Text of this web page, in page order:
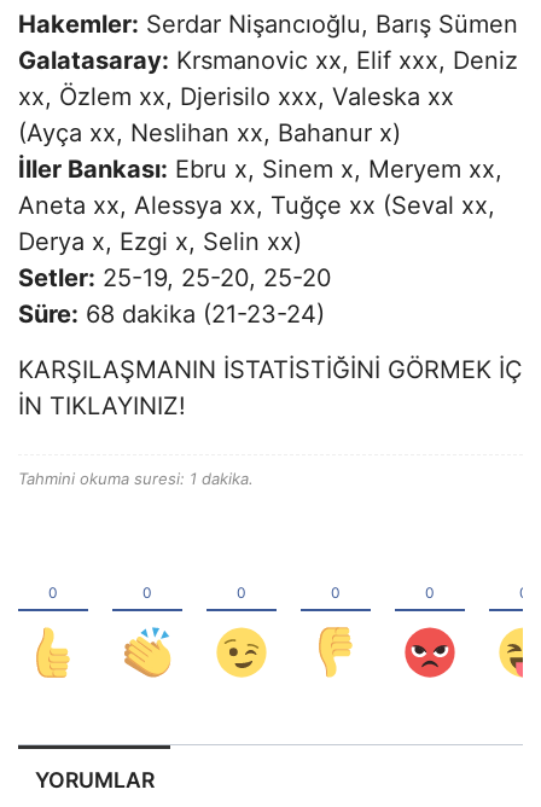
Hakemler: Serdar Nişancıoğlu, Barış Sümen
Galatasaray: Krsmanovic xx, Elif xxx, Deniz
xx, Özlem xx, Djerisilo xxx, Valeska xx
(Ayça xx, Neslihan xx, Bahanur x)
İller Bankası: Ebru x, Sinem x, Meryem xx,
Aneta xx, Alessya xx, Tuğçe xx (Seval xx,
Derya x, Ezgi x, Selin xx)
Setler: 25-19, 25-20, 25-20
Süre: 68 dakika (21-23-24)
KARŞILAŞMANIN İSTATİSTİĞİNİ GÖRMEK İÇ
İN TIKLAYINIZ!
Tahmini okuma suresi: 1 dakika.
YORUMLAR